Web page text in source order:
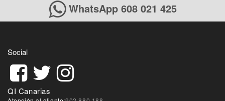
WhatsApp 608 021 425
Social
QI Canarias